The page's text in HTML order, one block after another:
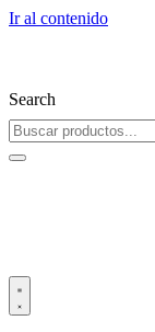
Ir al contenido
Search